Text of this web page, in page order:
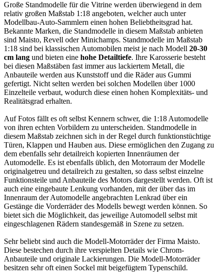
Große Standmodelle für die Vitrine werden überwiegend in dem
relativ großen Maßstab 1:18 angeboten, welcher auch unter
Modellbau-Auto-Sammlern einen hohen Beliebtheitsgrad hat.
Bekannte Marken, die Standmodelle in diesem Maßstab anbieten
sind Maisto, Revell oder Minichamps. Standmodelle im Maßstab
1:18 sind bei klassischen Automobilen meist je nach Modell 20-30
cm lang und bieten eine hohe Detailtiefe. Ihre Karosserie besteht
bei diesen Maßstäben fast immer aus lackiertem Metall, die
Anbauteile werden aus Kunststoff und die Räder aus Gummi
gefertigt. Nicht selten werden bei solchen Modellen über 1000
Einzelteile verbaut, wodurch diese einen hohen Komplexitäts- und
Realitätsgrad erhalten.
Auf Fotos fällt es oft selbst Kennern schwer, die 1:18 Automodelle
von ihren echten Vorbildern zu unterscheiden. Standmodelle in
diesem Maßstab zeichnen sich in der Regel durch funktionstüchtige
Türen, Klappen und Hauben aus. Diese ermöglichen den Zugang zu
dem ebenfalls sehr detailreich kopierten Innenräumen der
Automodelle. Es ist ebenfalls üblich, den Motorraum der Modelle
originalgetreu und detailreich zu gestalten, so dass selbst einzelne
Funktionsteile und Anbauteile des Motors dargestellt werden. Oft ist
auch eine eingebaute Lenkung vorhanden, mit der über das im
Innenraum der Automodelle angebrachten Lenkrad über ein
Gestänge die Vorderräder des Modells bewegt werden können. So
bietet sich die Möglichkeit, das jeweilige Automodell selbst mit
eingeschlagenen Rädern standesgemäß in Szene zu setzen.
Sehr beliebt sind auch die Modell-Motorräder der Firma Maisto.
Diese bestechen durch ihre verspielten Details wie Chrom-
Anbauteile und originale Lackierungen. Die Modell-Motorräder
besitzen sehr oft einen Sockel mit beigefügtem Typenschild.